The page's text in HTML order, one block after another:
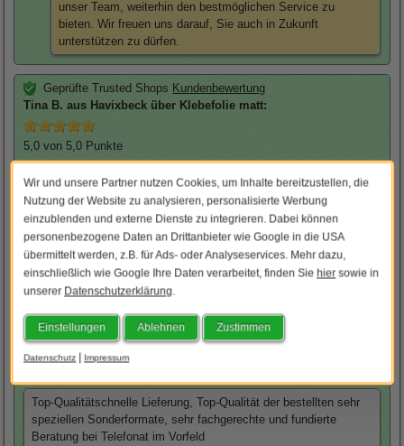
unser Team, weiterhin den bestmöglichen Service zu
bieten. Wir freuen uns darauf, Sie auch in Zukunft
unterstützen zu dürfen.
Geprüfte Trusted Shops Kundenbewertung
Tina B. aus Havixbeck über Klebefolie matt:
5,0 von 5,0 Punkte
Bewertung ohne Kommentar
Posterlia Team:Herzlichen Dank für die tolle Bewertung.
Schön, dass Sie mit uns zufrieden sind.
Geprüfte Trusted ShopsKundenbewertung
MartinP. aus Halle überKlebefolie matt:
5,0von 5,0 Punkte
Top-Qualitätschnelle Lieferung, Top-Qualität der bestellten sehr
speziellen Sonderformate, sehr fachgerechte und fundierte
Beratung bei Telefonat im Vorfeld
Wir und unsere Partner nutzen Cookies, um Inhalte bereitzustellen, die
Nutzung der Website zu analysieren, personalisierte Werbung
einzublenden und externe Dienste zu integrieren. Dabei können
personenbezogene Daten an Drittanbieter wie Google in die USA
übermittelt werden, z.B. für Ads- oder Analyseservices. Mehr dazu,
einschließlich wie Google Ihre Daten verarbeitet, finden Sie hier sowie in
unserer Datenschutzerklärung.
Einstellungen Ablehnen Zustimmen
Datenschutz | Impressum